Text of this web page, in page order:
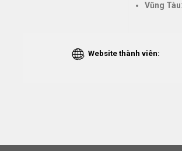
Vũng Tàu
Website thành viên: